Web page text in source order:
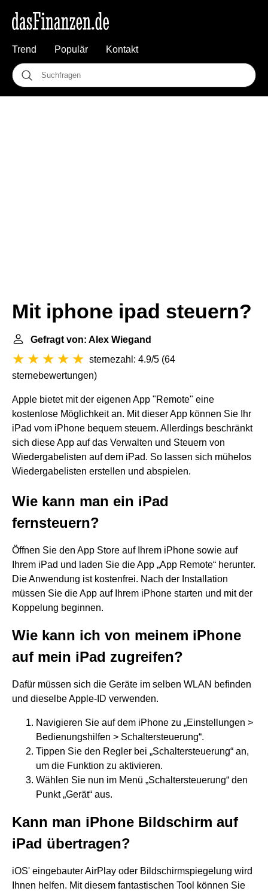
Trend Populär Kontakt
Mit iphone ipad steuern?
Gefragt von: Alex Wiegand
sternezahl: 4.9/5 (64
sternebewertungen)
Apple bietet mit der eigenen App "Remote" eine
kostenlose Möglichkeit an. Mit dieser App können Sie Ihr
iPad vom iPhone bequem steuern. Allerdings beschränkt
sich diese App auf das Verwalten und Steuern von
Wiedergabelisten auf dem iPad. So lassen sich mühelos
Wiedergabelisten erstellen und abspielen.
Wie kann man ein iPad
fernsteuern?
Öffnen Sie den App Store auf Ihrem iPhone sowie auf
Ihrem iPad und laden Sie die App „App Remote“ herunter.
Die Anwendung ist kostenfrei. Nach der Installation
müssen Sie die App auf Ihrem iPhone starten und mit der
Koppelung beginnen.
Wie kann ich von meinem iPhone
auf mein iPad zugreifen?
Dafür müssen sich die Geräte im selben WLAN befinden
und dieselbe Apple-ID verwenden.
Navigieren Sie auf dem iPhone zu „Einstellungen >
Bedienungshilfen > Schaltersteuerung“.
Tippen Sie den Regler bei „Schaltersteuerung“ an,
um die Funktion zu aktivieren.
Wählen Sie nun im Menü „Schaltersteuerung“ den
Punkt „Gerät“ aus.
Kann man iPhone Bildschirm auf
iPad übertragen?
iOS' eingebauter AirPlay oder Bildschirmspiegelung wird
Ihnen helfen. Mit diesem fantastischen Tool können Sie